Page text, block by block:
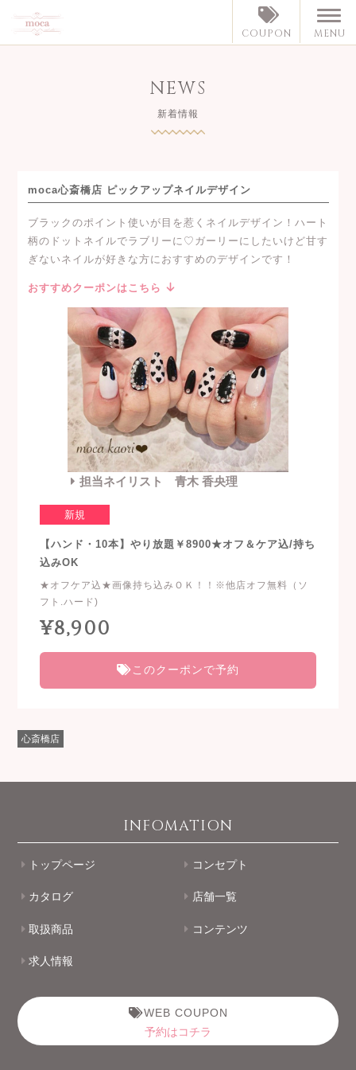
COUPON MENU
NEWS
新着情報
moca心斎橋店 ピックアップネイルデザイン
ブラックのポイント使いが目を惹くネイルデザイン！ハート
柄のドットネイルでラブリーに♡ガーリーにしたいけど甘す
ぎないネイルが好きな方におすすめのデザインです！
おすすめクーポンはこちら
担当ネイリスト 青木 香央理
新規
【ハンド・10本】やり放題￥8900★オフ＆ケア込/持ち
込みOK
★オフケア込★画像持ち込みＯＫ！！※他店オフ無料（ソ
フト.ハード)
¥8,900
このクーポンで予約
心斎橋店
INFOMATION
トップページ コンセプト
カタログ 店舗一覧
取扱商品 コンテンツ
求人情報
WEB COUPON
予約はコチラ